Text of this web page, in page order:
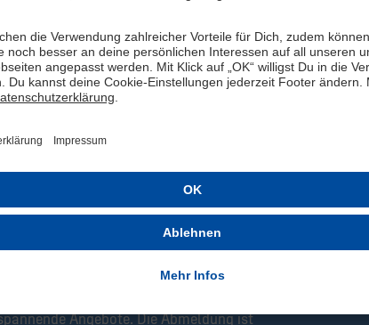
ANMELDEN!
informieren wir Dich immer als
Artikel, Rabattaktionen sowie
erhalte aktuelle Informationen über neue
Angebote. Die Abmeldung ist